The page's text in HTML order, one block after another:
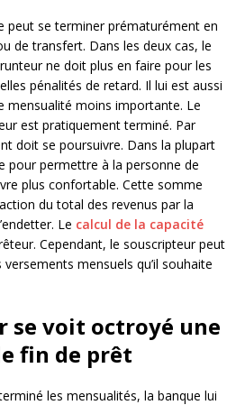
peut se terminer prématurément en
de transfert. Dans les deux cas, le
ne doit plus en faire pour les
pénalités de retard. Il lui est aussi
mensualité moins importante. Le
est pratiquement terminé. Par
doit se poursuivre. Dans la plupart
pour permettre à la personne de
plus confortable. Cette somme
du total des revenus par la
Le calcul de la capacité
Cependant, le souscripteur peut
mensuels qu’il souhaite
se voit octroyé une
fin de prêt
les mensualités, la banque lui